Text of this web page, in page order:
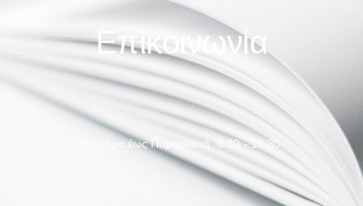
Επικοινωνία
Δευτέρα έως Παρασκευή 8.30 - 16.30